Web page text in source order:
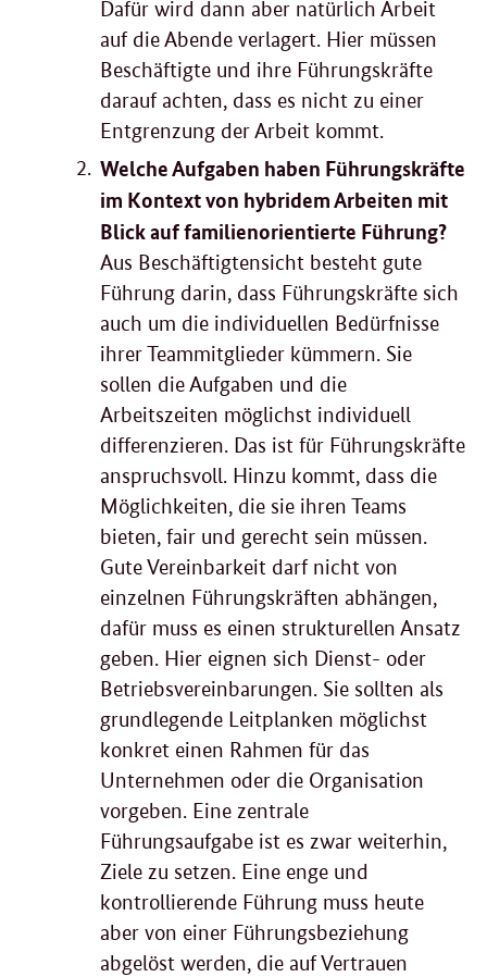
Dafür wird dann aber natürlich Arbeit
auf die Abende verlagert. Hier müssen
Beschäftigte und ihre Führungskräfte
darauf achten, dass es nicht zu einer
Entgrenzung der Arbeit kommt.
Welche Aufgaben haben Führungskräfte
im Kontext von hybridem Arbeiten mit
Blick auf familienorientierte Führung?
Aus Beschäftigtensicht besteht gute
Führung darin, dass Führungskräfte sich
auch um die individuellen Bedürfnisse
ihrer Teammitglieder kümmern. Sie
sollen die Aufgaben und die
Arbeitszeiten möglichst individuell
differenzieren. Das ist für Führungskräfte
anspruchsvoll. Hinzu kommt, dass die
Möglichkeiten, die sie ihren Teams
bieten, fair und gerecht sein müssen.
Gute Vereinbarkeit darf nicht von
einzelnen Führungskräften abhängen,
dafür muss es einen strukturellen Ansatz
geben. Hier eignen sich Dienst- oder
Betriebsvereinbarungen. Sie sollten als
grundlegende Leitplanken möglichst
konkret einen Rahmen für das
Unternehmen oder die Organisation
vorgeben. Eine zentrale
Führungsaufgabe ist es zwar weiterhin,
Ziele zu setzen. Eine enge und
kontrollierende Führung muss heute
aber von einer Führungsbeziehung
abgelöst werden, die auf Vertrauen